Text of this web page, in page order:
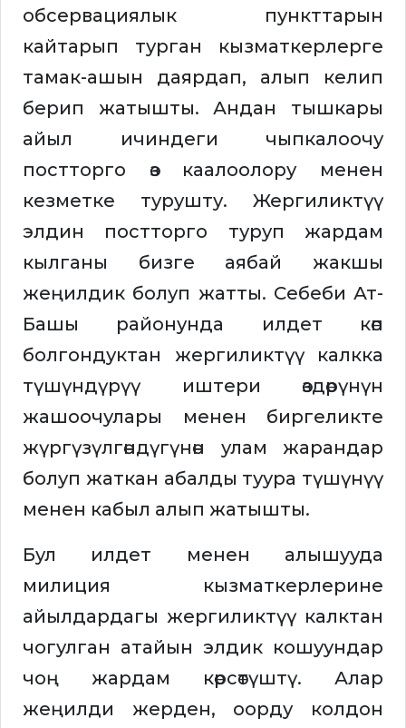
обсервациялык пункттарын
кайтарып турган кызматкерлерге
тамак-ашын даярдап, алып келип
берип жатышты. Андан тышкары
айыл ичиндеги чыпкалоочу
постторго өз каалоолору менен
кезметке турушту. Жергиликтүү
элдин постторго туруп жардам
кылганы бизге аябай жакшы
жеңилдик болуп жатты. Себеби Ат-
Башы районунда илдет көп
болгондуктан жергиликтүү калкка
түшүндүрүү иштери өздөрүнүн
жашоочулары менен биргеликте
жүргүзүлгөндүгүнөн улам жарандар
болуп жаткан абалды туура түшүнүү
менен кабыл алып жатышты.
Бул илдет менен алышууда
милиция кызматкерлерине
айылдардагы жергиликтүү калктан
чогулган атайын элдик кошуундар
чоң жардам көрсөтүштү. Алар
жеңилди жерден, оорду колдон